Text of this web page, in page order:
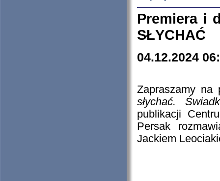
Premiera i
SŁYCHAĆ
04.12.2024
Zapraszamy
słychać.
publikacji
Persak
Jackiem